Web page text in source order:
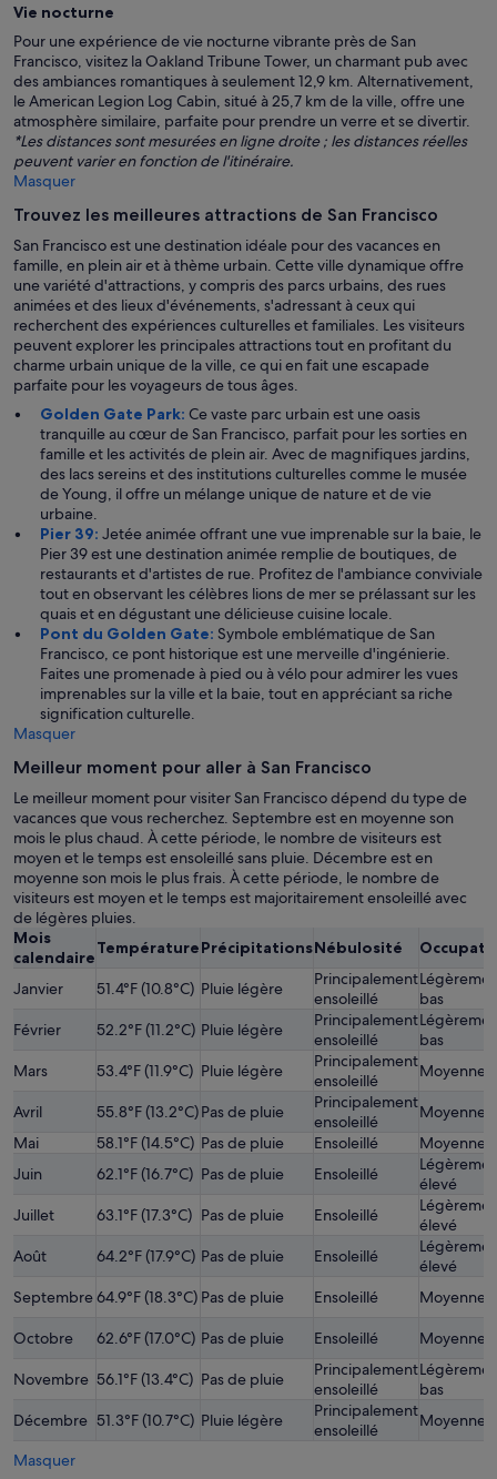
Vie nocturne
Pour une expérience de vie nocturne vibrante près de San
Francisco, visitez la Oakland Tribune Tower, un charmant pub avec
des ambiances romantiques à seulement 12,9 km. Alternativement,
le American Legion Log Cabin, situé à 25,7 km de la ville, offre une
atmosphère similaire, parfaite pour prendre un verre et se divertir.
*Les distances sont mesurées en ligne droite ; les distances réelles
peuvent varier en fonction de l'itinéraire.
Masquer
Trouvez les meilleures attractions de San Francisco
San Francisco est une destination idéale pour des vacances en
famille, en plein air et à thème urbain. Cette ville dynamique offre
une variété d'attractions, y compris des parcs urbains, des rues
animées et des lieux d'événements, s'adressant à ceux qui
recherchent des expériences culturelles et familiales. Les visiteurs
peuvent explorer les principales attractions tout en profitant du
charme urbain unique de la ville, ce qui en fait une escapade
parfaite pour les voyageurs de tous âges.
Golden Gate Park: Ce vaste parc urbain est une oasis
tranquille au cœur de San Francisco, parfait pour les sorties en
famille et les activités de plein air. Avec de magnifiques jardins,
des lacs sereins et des institutions culturelles comme le musée
de Young, il offre un mélange unique de nature et de vie
urbaine.
Pier 39: Jetée animée offrant une vue imprenable sur la baie, le
Pier 39 est une destination animée remplie de boutiques, de
restaurants et d'artistes de rue. Profitez de l'ambiance conviviale
tout en observant les célèbres lions de mer se prélassant sur les
quais et en dégustant une délicieuse cuisine locale.
Pont du Golden Gate: Symbole emblématique de San
Francisco, ce pont historique est une merveille d'ingénierie.
Faites une promenade à pied ou à vélo pour admirer les vues
imprenables sur la ville et la baie, tout en appréciant sa riche
signification culturelle.
Masquer
Meilleur moment pour aller à San Francisco
Le meilleur moment pour visiter San Francisco dépend du type de
vacances que vous recherchez. Septembre est en moyenne son
mois le plus chaud. À cette période, le nombre de visiteurs est
moyen et le temps est ensoleillé sans pluie. Décembre est en
moyenne son mois le plus frais. À cette période, le nombre de
visiteurs est moyen et le temps est majoritairement ensoleillé avec
de légères pluies.
Mois
calendaireTempératurePrécipitationsNébulosité
Janvier 51.4°F (10.8°C) Pluie légère
Principalement
ensoleillé
bas
Février
52.2°F (11.2°C) Pluie légère
Principalement
ensoleillé
bas
Mars
53.4°F (11.9°C) Pluie légère
Principalement
ensoleillé
Moyenne
Avril 55.8°F (13.2°C)Pas de pluie
Principalement
ensoleillé
Moyenne
Mai
58.1°F (14.5°C) Pas de pluie Ensoleillé
Moyenne
Juin
62.1°F (16.7°C) Pas de pluie Ensoleillé
élevé
Juillet
63.1°F (17.3°C) Pas de pluie Ensoleillé
élevé
Août
64.2°F (17.9°C) Pas de pluie Ensoleillé
élevé
Septembre64.9°F (18.3°C) Pas de pluie Ensoleillé Moyenne
Octobre 62.6°F (17.0°C) Pas de pluie Ensoleillé Moyenne
Novembre 56.1°F (13.4°C) Pas de pluie
Principalement
ensoleillé
bas
Décembre 51.3°F (10.7°C) Pluie légère
Principalement
ensoleillé
Moyenne
Masquer